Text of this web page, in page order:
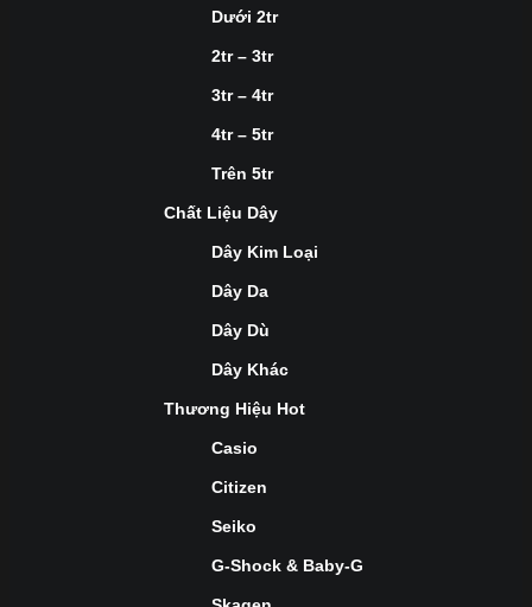
Dưới 2tr
2tr – 3tr
3tr – 4tr
4tr – 5tr
Trên 5tr
Chất Liệu Dây
Dây Kim Loại
Dây Da
Dây Dù
Dây Khác
Thương Hiệu Hot
Casio
Citizen
Seiko
G-Shock & Baby-G